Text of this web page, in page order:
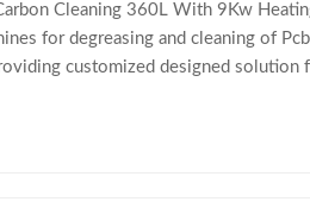
Cleaning 360L With 9Kw
for degreasing and cleaning of
customized designed solution